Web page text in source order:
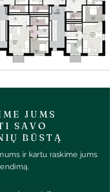
JUMS
SAVO
BŪSTĄ
ir kartu raskime jums